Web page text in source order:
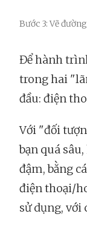
Bước 3: Vẽ
Để hành
trong hai
đầu: điện
Với "đối
bạn quá
đậm, bằng
điện thoại/
sử dụng, với